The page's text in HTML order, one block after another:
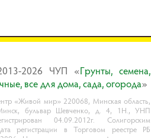
2026 ЧУП «Гpyнты, ceмeнa,
вce для дoмa, caдa, oгopoдa»
«Живой мир» 220068, Минская область,
бульвар Шевченко, д. 4, 1Н., УНП
04.09.2012г. Солигорским
регистрации в Торговом реестре РБ